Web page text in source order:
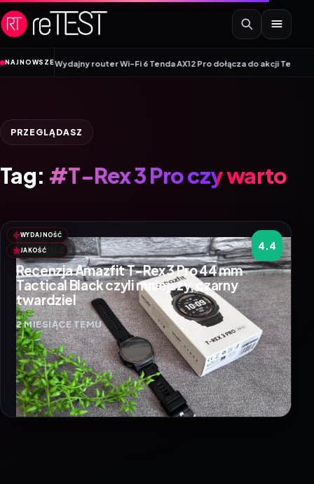
Przejdź do treści
NAJNOWSZE
linii•Wydajny router Wi-Fi 6 Tenda AX12 Pro dołącza do akcji Tenda
PRZEGLĄDASZ
Tag: #T-Rex 3 Pro czy warto
WYDAJNOŚĆ
JAKOŚĆ 4.4
MOBILE
Recenzja Amazfit T-Rex 3 Pro 44 mm
Tactical Black czyli mniejszy, czarny
twardziel
2 MIESIĄCE TEMU